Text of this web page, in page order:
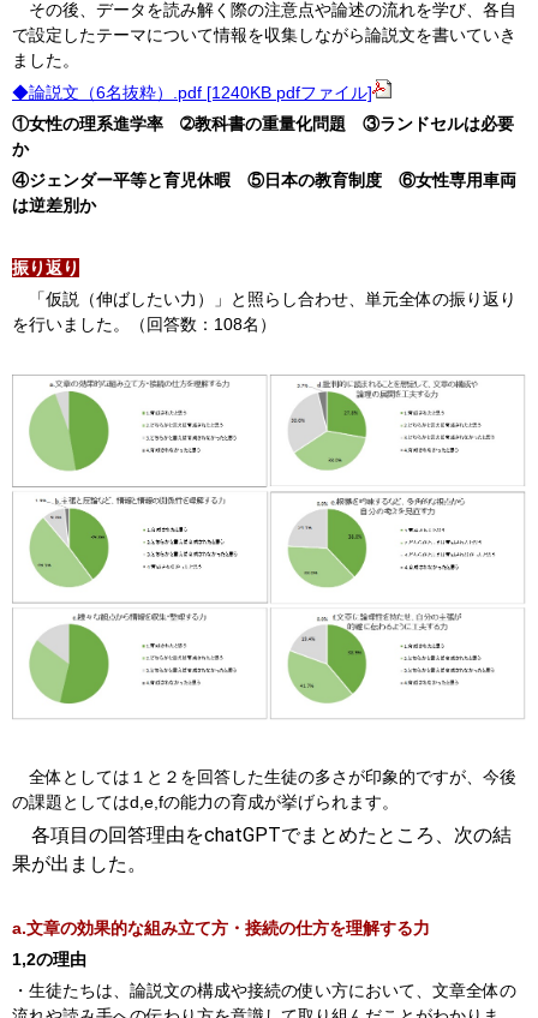
その後、データを読み解く際の注意点や論述の流れを学び、各自
で設定したテーマについて情報を収集しながら論説文を書いていき
ました。
◆論説文（6名抜粋）.pdf [1240KB pdfファイル]
①女性の理系進学率 ➁教科書の重量化問題 ③ランドセルは必要
か
④ジェンダー平等と育児休暇 ⑤日本の教育制度 ⑥女性専用車両
は逆差別か
振り返り
「仮説（伸ばしたい力）」と照らし合わせ、単元全体の振り返り
を行いました。（回答数：108名）
全体としては１と２を回答した生徒の多さが印象的ですが、今後
の課題としてはd,e,fの能力の育成が挙げられます。
各項目の回答理由をchatGPTでまとめたところ、次の結
果が出ました。
a.文章の効果的な組み立て方・接続の仕方を理解する力
1,2の理由
・生徒たちは、論説文の構成や接続の使い方において、文章全体の